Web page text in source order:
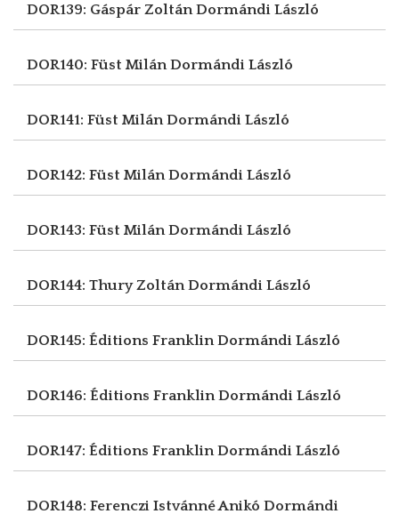
DOR139: Gáspár ZoltánDormándi László
DOR140: Füst MilánDormándi László
DOR141: Füst MilánDormándi László
DOR142: Füst MilánDormándi László
DOR143: Füst MilánDormándi László
DOR144: Thury ZoltánDormándi László
DOR145: Éditions FranklinDormándi László
DOR146: Éditions FranklinDormándi László
DOR147: Éditions FranklinDormándi László
DOR148: Ferenczi Istvánné Anikó Dormándi